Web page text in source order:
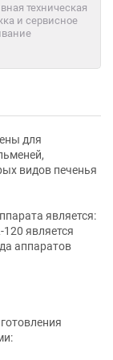
техническая
и сервисное
для
видов печенья
является:
является
аппаратов